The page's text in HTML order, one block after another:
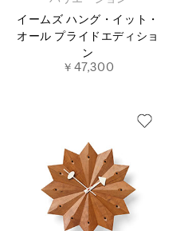
イームズ ハング・イット・
オール プライドエディショ
ン
￥47,300